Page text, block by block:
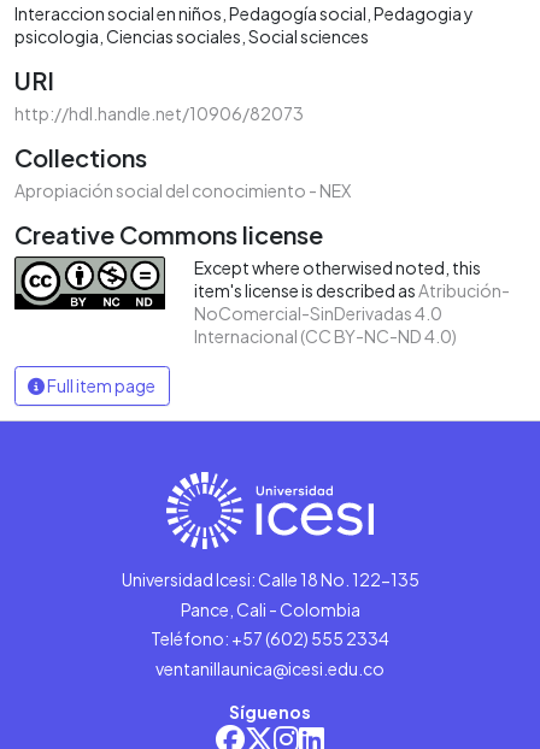
Interaccion social en niños Pedagogía social Pedagogia y
psicologia Ciencias sociales Social sciences
URI
http://hdl.handle.net/10906/82073
Collections
Apropiación social del conocimiento - NEX
Creative Commons license
Except where otherwised noted, this
item's license is described asAtribución-
NoComercial-SinDerivadas 4.0
Internacional (CC BY-NC-ND 4.0)
Full item page
Universidad Icesi: Calle 18 No. 122-135
Pance, Cali - Colombia
Teléfono: +57 (602) 555 2334
ventanillaunica@icesi.edu.co
Síguenos